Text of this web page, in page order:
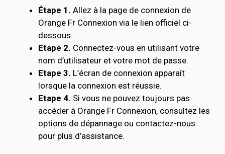
Étape 1. Allez à la page de connexion de
Orange Fr Connexion via le lien officiel ci-
dessous.
Etape 2. Connectez-vous en utilisant votre
nom d’utilisateur et votre mot de passe.
Etape 3. L’écran de connexion apparaît
lorsque la connexion est réussie.
Etape 4. Si vous ne pouvez toujours pas
accéder à Orange Fr Connexion, consultez les
options de dépannage ou contactez-nous
pour plus d’assistance.